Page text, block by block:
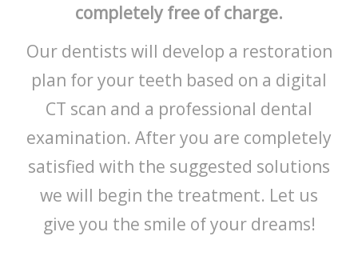
completely free of charge.
Our dentists will develop a restoration
plan for your teeth based on a digital
CT scan and a professional dental
examination. After you are completely
satisfied with the suggested solutions
we will begin the treatment. Let us
give you the smile of your dreams!